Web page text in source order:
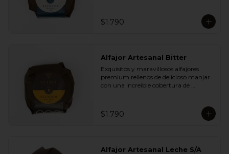
queremos.
$1.790
Alfajor Artesanal Bitter
Exquisitos y maravillosos alfajores
premium rellenos de delicioso manjar
con una increíble cobertura de
$1.790
Alfajor Artesanal Leche S/A